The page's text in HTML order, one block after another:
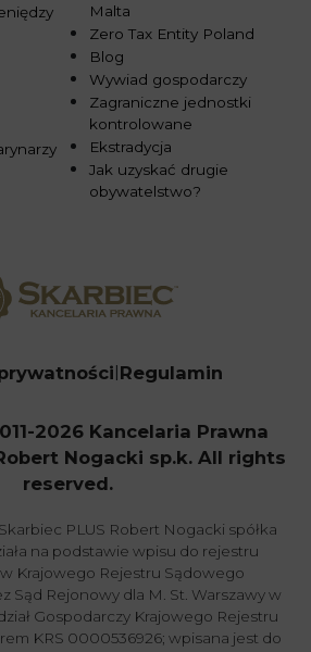
Malta
Zero Tax Entity Poland
Blog
Wywiad gospodarczy
Zagraniczne jednostki
kontrolowane
Ekstradycja
Jak uzyskać drugie
obywatelstwo?
Regulamin
2026 Kancelaria Prawna
Nogacki sp.k. All rights
reserved.
PLUS Robert Nogacki spółka
na podstawie wpisu do rejestru
Krajowego Rejestru Sądowego
Sąd Rejonowy dla M. St. Warszawy w
Gospodarczy Krajowego Rejestru
KRS 0000536926; wpisana jest do